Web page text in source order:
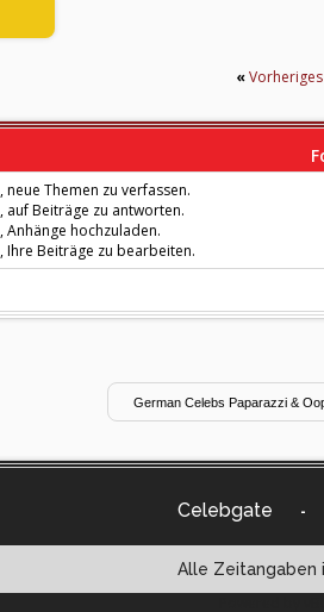
«
, neue Themen zu verfassen.
, auf Beiträge zu antworten.
, Anhänge hochzuladen.
, Ihre Beiträge zu bearbeiten.
Celebgate -
Alle Zeitangaben